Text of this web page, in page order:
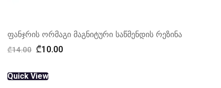
ფანჯრის ორმაგი მაგნიტური საწმენდის რეზინა
₾14.00 Original
was:
₾14.00.
₾10.00Current
Quick View